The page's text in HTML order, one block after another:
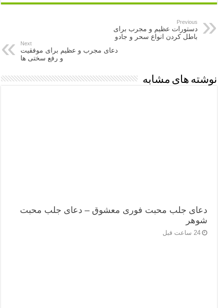
Previous
دستورات عظیم و مجرب برای
باطل کردن انواع سحر و جادو
Next
دعای مجرب و عظیم برای موفقیت
و رفع سختی ها
نوشته های مشابه
دعای جلب محبت فوری معشوق – دعای جلب محبت
شوهر
24 ساعت قبل